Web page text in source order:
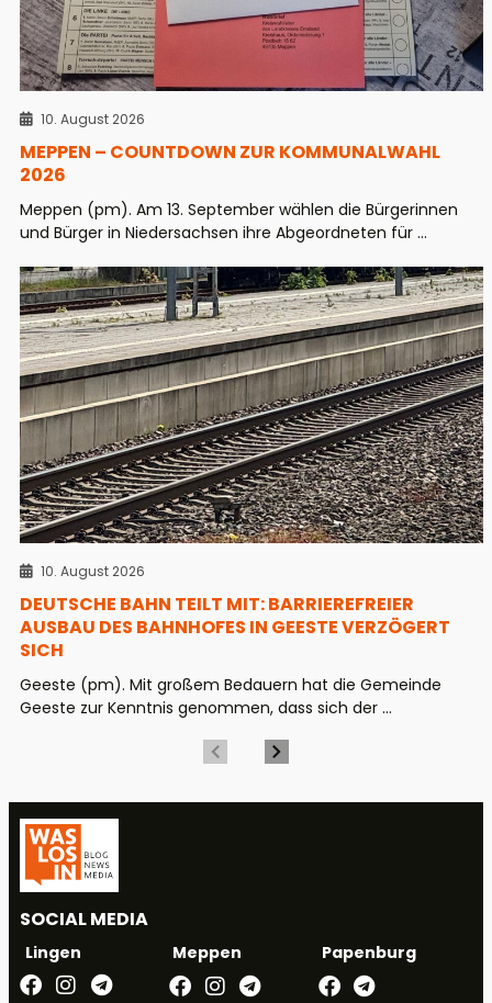
10. August 2026
MEPPEN – COUNTDOWN ZUR KOMMUNALWAHL
2026
Meppen (pm). Am 13. September wählen die Bürgerinnen
und Bürger in Niedersachsen ihre Abgeordneten für ...
10. August 2026
DEUTSCHE BAHN TEILT MIT: BARRIEREFREIER
AUSBAU DES BAHNHOFES IN GEESTE VERZÖGERT
SICH
Geeste (pm). Mit großem Bedauern hat die Gemeinde
Geeste zur Kenntnis genommen, dass sich der ...
SOCIAL MEDIA
Lingen Meppen Papenburg